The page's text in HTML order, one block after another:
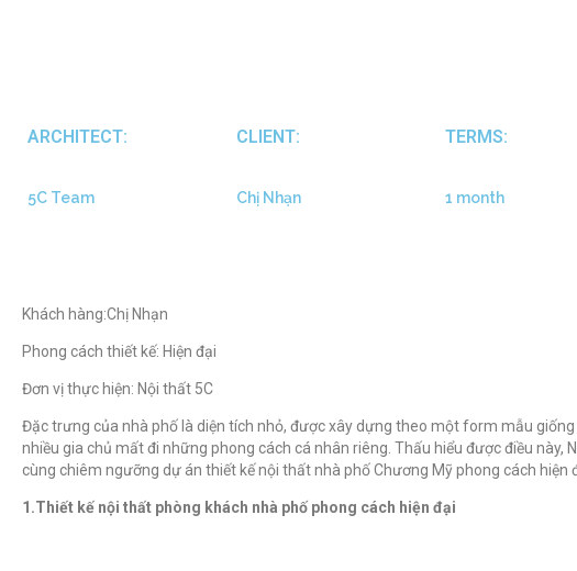
ARCHITECT:
5C Team
CLIENT:
Chị Nhạn
TERMS:
1 month
Khách hàng:Chị Nhạn
Phong cách thiết kế: Hiện đại
Đơn vị thực hiện: Nội thất 5C
Đặc trưng của nhà phố là diện tích nhỏ, được xây dựng theo một form mẫu
nhiều gia chủ mất đi những phong cách cá nhân riêng. Thấu hiểu được điều
cùng chiêm ngưỡng dự án thiết kế nội thất nhà phố Chương Mỹ phong cách
1.Thiết kế nội thất phòng khách nhà phố phong cách hiện đại